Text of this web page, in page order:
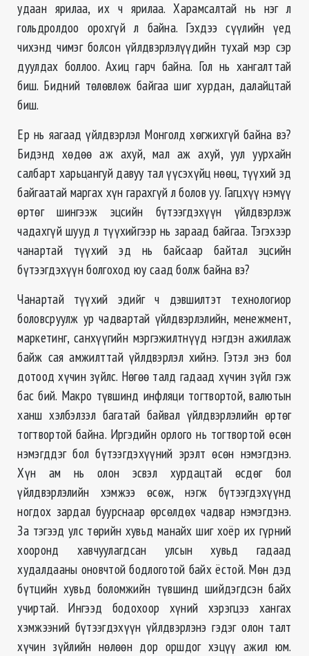
удаан ярилаа, их ч ярилаа. Харамсалтай нь нэг л
гольдролдоо орохгүй л байна. Гэхдээ сүүлийн үед
чихэнд чимэг болсон үйлдвэрлэлүүдийн тухай мэр сэр
дуулдах боллоо. Ахиц гарч байна. Гол нь хангалттай
биш. Бидний төлөвлөж байгаа шиг хурдан, далайцтай
биш.
Ер нь яагаад үйлдвэрлэл Монголд хөгжихгүй байна вэ?
Бидэнд хөдөө аж ахуй, мал аж ахуй, уул уурхайн
салбарт харьцангуй давуу тал үүсэхүйц нөөц, түүхий эд
байгаатай маргах хүн гарахгүй л болов уу. Гагцхүү нэмүү
өртөг шингээж эцсийн бүтээгдэхүүн үйлдвэрлэж
чадахгүй шууд л түүхийгээр нь зараад байгаа. Тэгэхээр
чанартай түүхий эд нь байсаар байтал эцсийн
бүтээгдэхүүн болгоход юу саад болж байна вэ?
Чанартай түүхий эдийг ч дэвшилтэт технологиор
боловсруулж ур чадвартай үйлдвэрлэлийн, менежмент,
маркетинг, санхүүгийн мэргэжилтнүүд нэгдэн ажиллаж
байж сая амжилттай үйлдвэрлэл хийнэ. Гэтэл энэ бол
дотоод хүчин зүйлс. Нөгөө талд гадаад хүчин зүйл гэж
бас бий. Макро түвшинд инфляци тогтвортой, валютын
ханш хэлбэлзэл багатай байвал үйлдвэрлэлийн өртөг
тогтвортой байна. Иргэдийн орлого нь тогтвортой өсөн
нэмэгддэг бол бүтээгдэхүүний эрэлт өсөн нэмэгдэнэ.
Хүн ам нь олон эсвэл хурдацтай өсдөг бол
үйлдвэрлэлийн хэмжээ өсөж, нэгж бүтээгдэхүүнд
ногдох зардал буурснаар өрсөлдөх чадвар нэмэгдэнэ.
За тэгээд улс төрийн хувьд манайх шиг хоёр их гүрний
хооронд хавчуулагдсан улсын хувьд гадаад
худалдааны оновчтой бодлоготой байх ёстой. Мөн дэд
бүтцийн хувьд боломжийн түвшинд шийдэгдсэн байх
учиртай. Ингээд бодохоор хүний хэрэгцээ хангах
хэмжээний бүтээгдэхүүн үйлдвэрлэнэ гэдэг олон талт
хүчин зүйлийн нөлөөн дор оршдог хэцүү ажил юм.